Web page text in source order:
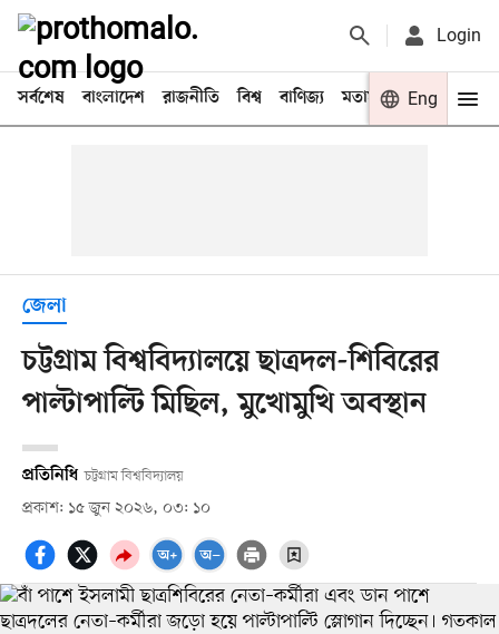
Login
সর্বশেষ বাংলাদেশ রাজনীতি বিশ্ব বাণিজ্য মতামত খেলা
Eng
জেলা
চট্টগ্রাম বিশ্ববিদ্যালয়ে ছাত্রদল-শিবিরের
পাল্টাপাল্টি মিছিল, মুখোমুখি অবস্থান
প্রতিনিধি চট্টগ্রাম বিশ্ববিদ্যালয়
প্রকাশ: ১৫ জুন ২০২৬, ০৩: ১০